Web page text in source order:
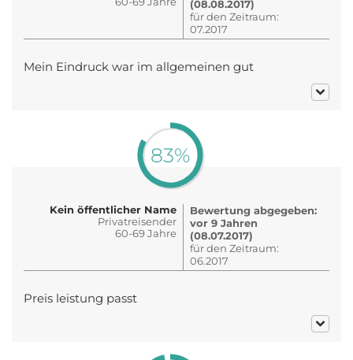
(08.08.2017)
für den Zeitraum:
07.2017
Mein Eindruck war im allgemeinen gut
83%
Kein öffentlicher Name
Privatreisender
60-69 Jahre
Bewertung abgegeben:
vor 9 Jahren
(08.07.2017)
für den Zeitraum:
06.2017
Preis leistung passt